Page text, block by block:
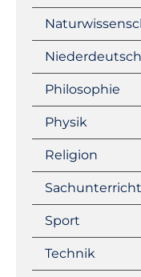
Niederdeutsch
Philosophie
Physik
Religion
Sachunterricht
Sport
Technik